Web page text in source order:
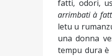
fatti, odori,
arrimbati à
letu u
una donna
tempu dura è